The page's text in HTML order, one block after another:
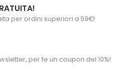
per ordini superiori a 59€!
per te un coupon del 10%!